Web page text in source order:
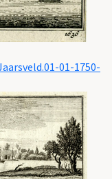
01-1750-